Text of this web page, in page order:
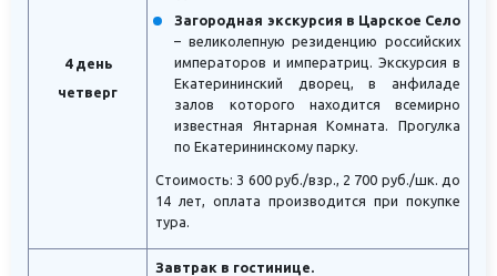
4 день
четверг
Загородная экскурсия в Царское Село
– великолепную резиденцию российских
императоров и императриц. Экскурсия в
Екатерининский дворец, в анфиладе
залов которого находится всемирно
известная Янтарная Комната. Прогулка
по Екатерининскому парку.
Стоимость: 3 600 руб./взр., 2 700 руб./шк. до
14 лет, оплата производится при покупке
тура.
Завтрак в гостинице.